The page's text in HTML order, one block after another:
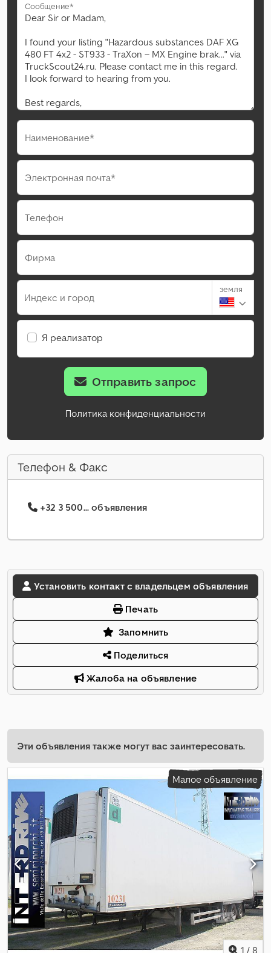
Сообщение*
Наименование*
Электронная почта*
Телефон
Фирма
Индекс и город
земля
Я реализатор
Отправить запрос
Политика конфиденциальности
Телефон & Факс
+32 3 500... объявления
Установить контакт с владельцем объявления
Печать
Запомнить
Поделиться
Жалоба на объявление
Эти объявления также могут вас заинтересовать.
Малое объявление
1 / 8